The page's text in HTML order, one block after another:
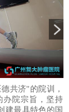
共济"的院训，
院宗旨，坚持
建最具特色的国